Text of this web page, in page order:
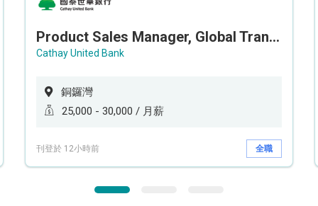
Product Sales Manager, Global Transaction Service (GTS)
Cathay United Bank
銅鑼灣
25,000 - 30,000 / 月薪
刊登於 12小時前 全職